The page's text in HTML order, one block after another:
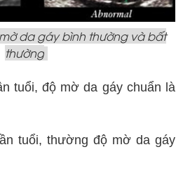
da gáy bình thường và bất
thường
tuổi, độ mờ da gáy chuẩn là
tuổi, thường độ mờ da gáy